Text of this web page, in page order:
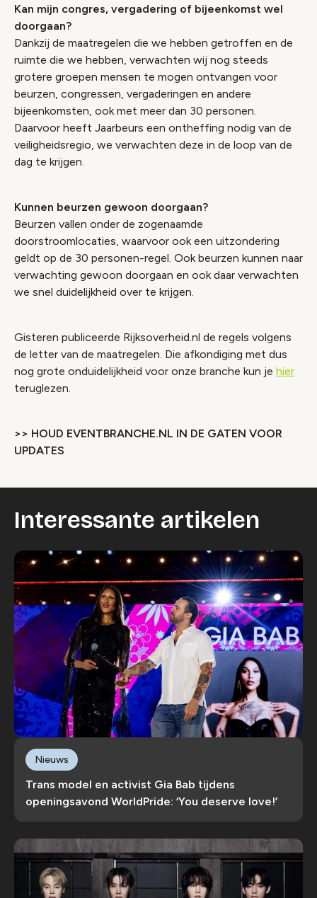
Kan mijn congres, vergadering of bijeenkomst wel
doorgaan?
Dankzij de maatregelen die we hebben getroffen en de
ruimte die we hebben, verwachten wij nog steeds
grotere groepen mensen te mogen ontvangen voor
beurzen, congressen, vergaderingen en andere
bijeenkomsten, ook met meer dan 30 personen.
Daarvoor heeft Jaarbeurs een ontheffing nodig van de
veiligheidsregio, we verwachten deze in de loop van de
dag te krijgen.
Kunnen beurzen gewoon doorgaan?
Beurzen vallen onder de zogenaamde
doorstroomlocaties, waarvoor ook een uitzondering
geldt op de 30 personen-regel. Ook beurzen kunnen naar
verwachting gewoon doorgaan en ook daar verwachten
we snel duidelijkheid over te krijgen.
Gisteren publiceerde Rijksoverheid.nl de regels volgens
de letter van de maatregelen. Die afkondiging met dus
nog grote onduidelijkheid voor onze branche kun je hier
teruglezen.
>> HOUD EVENTBRANCHE.NL IN DE GATEN VOOR
UPDATES
Interessante artikelen
Trans model en activist Gia Bab tijdens
openingsavond WorldPride: ‘You deserve love!’
Nieuws